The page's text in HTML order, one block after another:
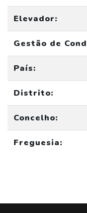
Elevador:
Gestão de
País:
Distrito:
Concelho:
Freguesia: